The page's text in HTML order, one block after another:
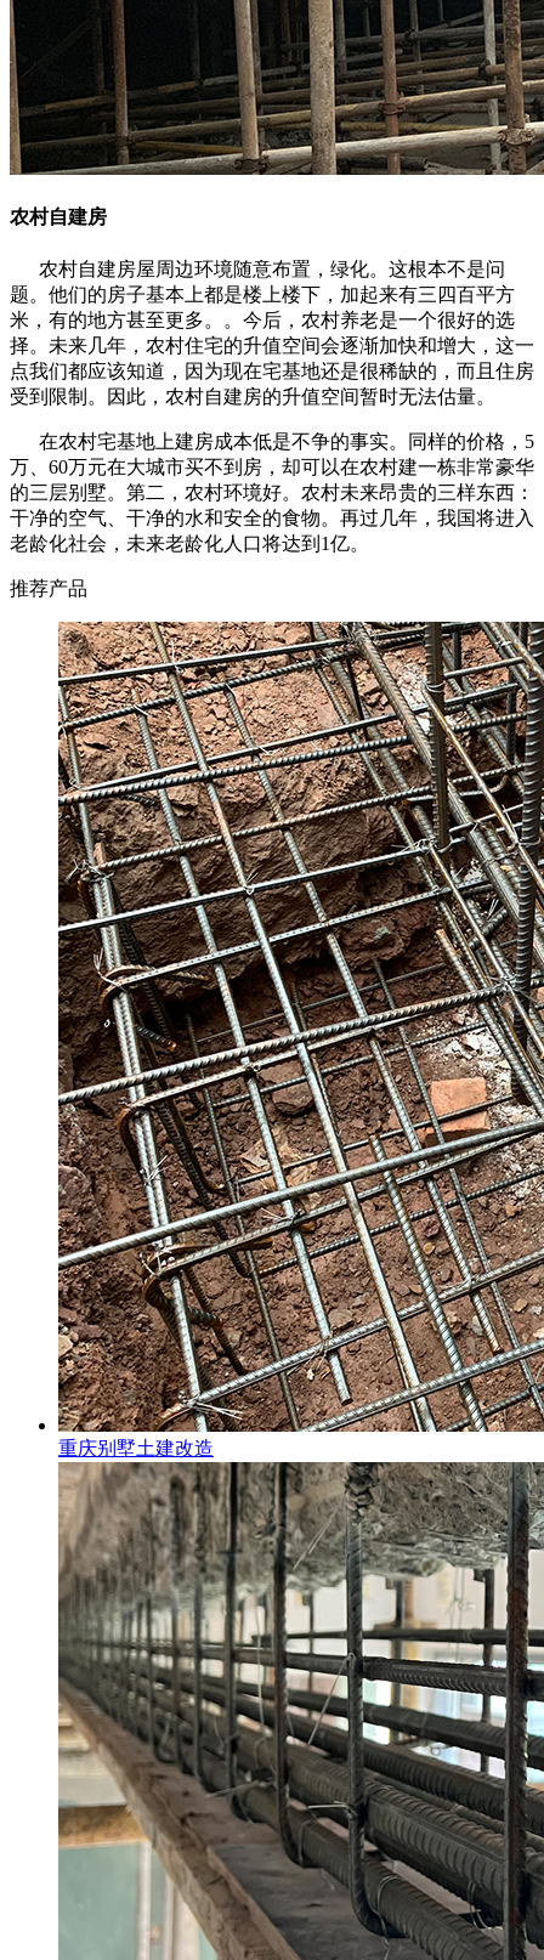
农村自建房
农村自建房屋周边环境随意布置，绿化。这根本不是问
题。他们的房子基本上都是楼上楼下，加起来有三四百平方
米，有的地方甚至更多。。今后，农村养老是一个很好的选
择。未来几年，农村住宅的升值空间会逐渐加快和增大，这一
点我们都应该知道，因为现在宅基地还是很稀缺的，而且住房
受到限制。因此，农村自建房的升值空间暂时无法估量。
在农村宅基地上建房成本低是不争的事实。同样的价格，5
万、60万元在大城市买不到房，却可以在农村建一栋非常豪华
的三层别墅。第二，农村环境好。农村未来昂贵的三样东西：
干净的空气、干净的水和安全的食物。再过几年，我国将进入
老龄化社会，未来老龄化人口将达到1亿。
推荐产品
重庆别墅土建改造